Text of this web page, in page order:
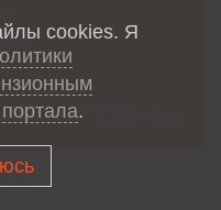
cookies. Я
.